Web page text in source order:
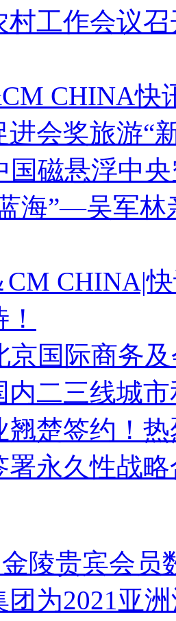
村工作会议
CHINA快
进会奖旅游“
国磁悬浮中
海”—吴军林
CM CHINA|
京国际商务
二三线城市
翘楚签约！
署永久性战
陵贵宾会员
团为2021亚